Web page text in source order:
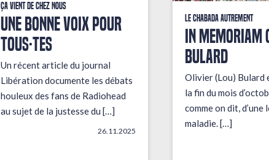
Ça vient de chez nous
UNE BONNE VOIX POUR
TOUS·TES
Un récent article du journal
Libération documente les débats
houleux des fans de Radiohead
au sujet de la justesse du […]
26.11.2025
Le Chabada autrement
In
Bulard
Olivier (Lou) Bulard
la fin du mois
comme on dit, d’une
maladie. […]